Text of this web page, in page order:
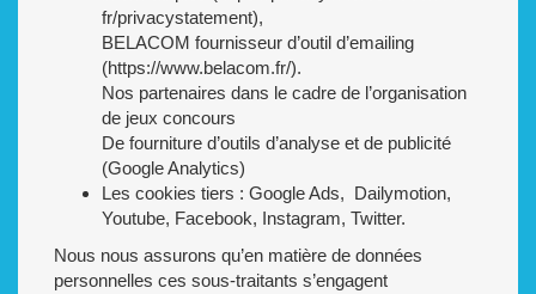
fr/privacystatement),
BELACOM fournisseur d’outil d’emailing
(https://www.belacom.fr/).
Nos partenaires dans le cadre de l’organisation
de jeux concours
De fourniture d’outils d’analyse et de publicité
(Google Analytics)
Les cookies tiers : Google Ads, Dailymotion,
Youtube, Facebook, Instagram, Twitter.
Nous nous assurons qu’en matière de données
personnelles ces sous-traitants s’engagent